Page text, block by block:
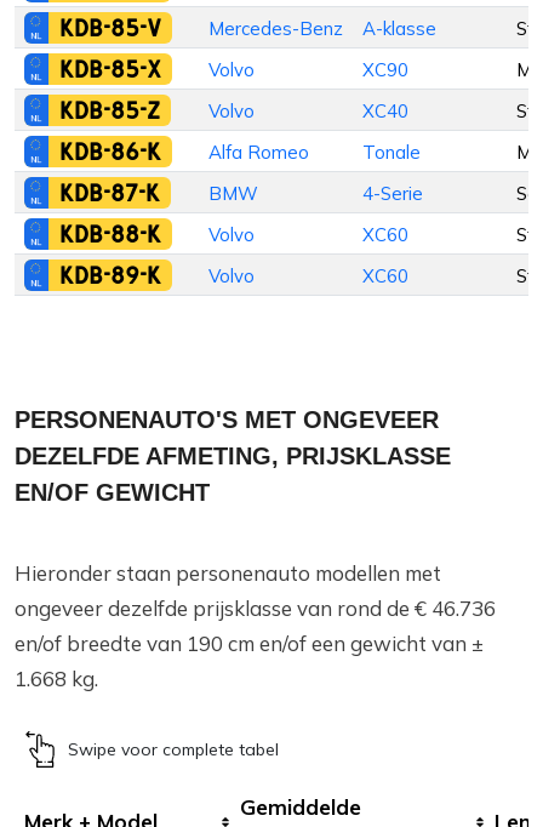
KDB-85-V Mercedes-Benz A-klasse
KDB-85-X Volvo XC90
KDB-85-Z Volvo XC40
KDB-86-K Alfa Romeo Tonale
KDB-87-K BMW 4-Serie
KDB-88-K Volvo XC60
KDB-89-K Volvo XC60
PERSONENAUTO'S MET ONGEVEER
DEZELFDE AFMETING, PRIJSKLASSE
EN/OF GEWICHT
Hieronder staan personenauto modellen met
ongeveer dezelfde prijsklasse van rond de € 46.736
en/of breedte van 190 cm en/of een gewicht van ±
1.668 kg.
Swipe voor complete tabel
Merk + Model
Gemiddelde